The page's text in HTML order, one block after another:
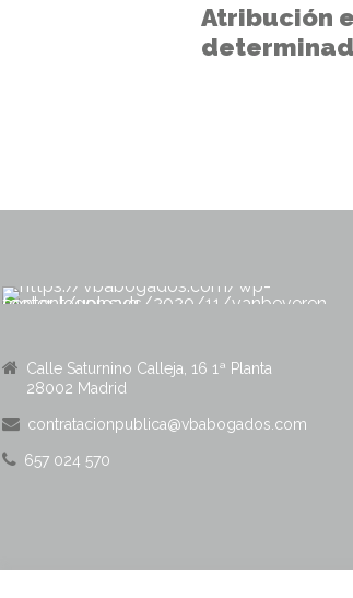
Atribución
Calle Saturnino Calleja, 16 1ª Planta
28002 Madrid
contratacionpublica@vbabogados.com
657 024 570